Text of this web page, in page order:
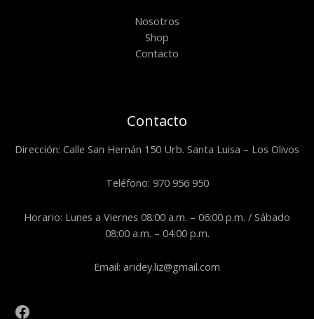
Nosotros
Shop
Contacto
Contacto
Dirección: Calle San Hernán 150 Urb. Santa Luisa – Los Olivos
Teléfono: 970 956 950
Horario: Lunes a Viernes 08:00 a.m. – 06:00 p.m. / Sábado
08:00 a.m. – 04:00 p.m.
Email: aridey.liz@gmail.com